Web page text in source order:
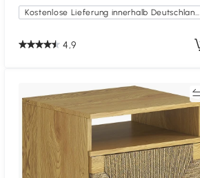
4,9
Vergleichen